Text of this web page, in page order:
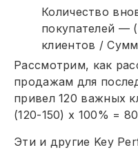
Количество
покупателей —
клиентов /
Рассмотрим, как
продажам для
привел 120 важных
(120-150) х 100% =
Эти и другие Key